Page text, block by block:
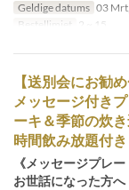
Geldige datums 03
Bestellimiet
2 ~ 15
【送別会にお勧
メッセージ付き
ーキ＆季節の炊
時間飲み放題付
《メッセージプレ
お世話になった方